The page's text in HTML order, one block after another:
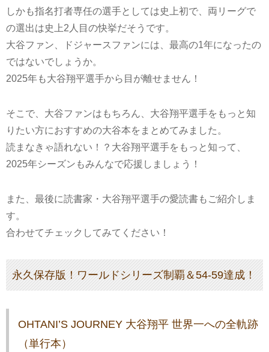
しかも指名打者専任の選手としては史上初で、両リーグで
の選出は史上2人目の快挙だそうです。
大谷ファン、ドジャースファンには、最高の1年になったの
ではないでしょうか。
2025年も大谷翔平選手から目が離せません！
そこで、大谷ファンはもちろん、大谷翔平選手をもっと知
りたい方におすすめの大谷本をまとめてみました。
読まなきゃ語れない！？大谷翔平選手をもっと知って、
2025年シーズンもみんなで応援しましょう！
また、最後に読書家・大谷翔平選手の愛読書もご紹介しま
す。
合わせてチェックしてみてください！
永久保存版！ワールドシリーズ制覇＆54-59達成！
OHTANI’S JOURNEY 大谷翔平 世界一への全軌跡
（単行本）